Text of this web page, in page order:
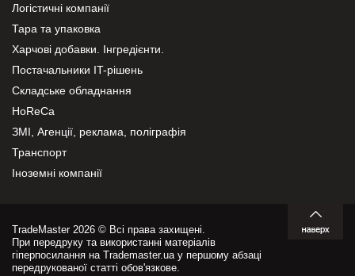
Логістичні компанії
Тара та упаковка
Харчові добавки. Інгредієнти.
Постачальники IT-рішень
Складське обладнання
HoReCa
ЗМІ, Агенції, реклама, поліграфія
Транспорт
Іноземні компанії
TradeMaster 2026 © Всі права захищені.
При передруку та використанні матеріалів
гіперпосилання на Trademaster.ua у першому абзаці
передрукованої статті обов'язкове.